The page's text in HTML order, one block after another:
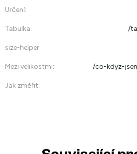
Určení:
Tabulka: /
size-helper:
Mezi velikostmi: /co-kdyz-
Jak změřit: